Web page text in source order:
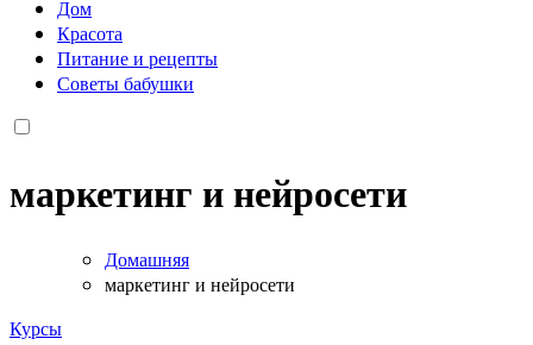
Дом
Красота
Питание и рецепты
Советы бабушки
маркетинг и нейросети
Домашняя
маркетинг и нейросети
Курсы